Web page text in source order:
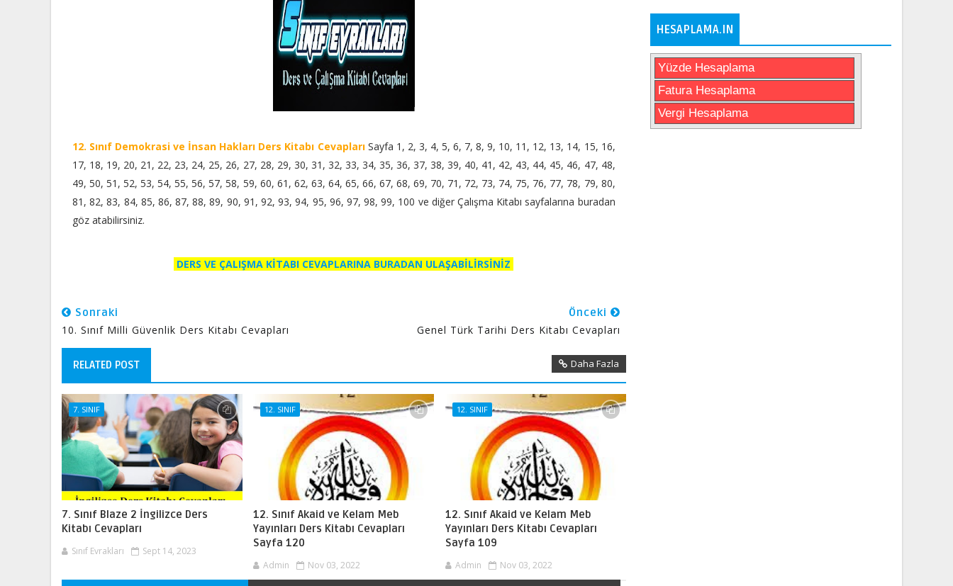
12. Sınıf Demokrasi ve İnsan Hakları Ders Kitabı Cevapları Sayfa 1, 2, 3, 4, 5, 6, 7, 8, 9, 10, 11, 12, 13, 14, 15, 16,
17, 18, 19, 20, 21, 22, 23, 24, 25, 26, 27, 28, 29, 30, 31, 32, 33, 34, 35, 36, 37, 38, 39, 40, 41, 42, 43, 44, 45, 46, 47, 48,
49, 50, 51, 52, 53, 54, 55, 56, 57, 58, 59, 60, 61, 62, 63, 64, 65, 66, 67, 68, 69, 70, 71, 72, 73, 74, 75, 76, 77, 78, 79, 80,
81, 82, 83, 84, 85, 86, 87, 88, 89, 90, 91, 92, 93, 94, 95, 96, 97, 98, 99, 100 ve diğer Çalışma Kitabı sayfalarına buradan
göz atabilirsiniz.
DERS VE ÇALIŞMA KİTABI CEVAPLARINA BURADAN ULAŞABİLİRSİNİZ
Sonraki
10. Sınıf Milli Güvenlik Ders Kitabı Cevapları
Önceki
Genel Türk Tarihi Ders Kitabı Cevapları
RELATED POST Daha Fazla
7. SINIF
7. Sınıf Blaze 2 İngilizce Ders
Kitabı Cevapları
Sınıf Evrakları Sept 14, 2023
12. SINIF
12. Sınıf Akaid ve Kelam Meb
Yayınları Ders Kitabı Cevapları
Sayfa 120
Admin Nov 03, 2022
12. SINIF
12. Sınıf Akaid ve Kelam Meb
Yayınları Ders Kitabı Cevapları
Sayfa 109
Admin Nov 03, 2022
HESAPLAMA.IN
Yüzde Hesaplama
Fatura Hesaplama
Vergi Hesaplama